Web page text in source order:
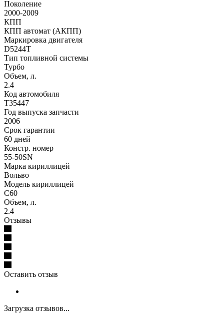
Поколение
2000-2009
КПП
КПП автомат (АКПП)
Маркировка двигателя
D5244T
Тип топливной системы
Турбо
Объем, л.
2.4
Код автомобиля
T35447
Год выпуска запчасти
2006
Срок гарантии
60 дней
Констр. номер
55-50SN
Марка кириллицей
Вольво
Модель кириллицей
С60
Объем, л.
2.4
Отзывы
Оставить отзыв
Загрузка отзывов...